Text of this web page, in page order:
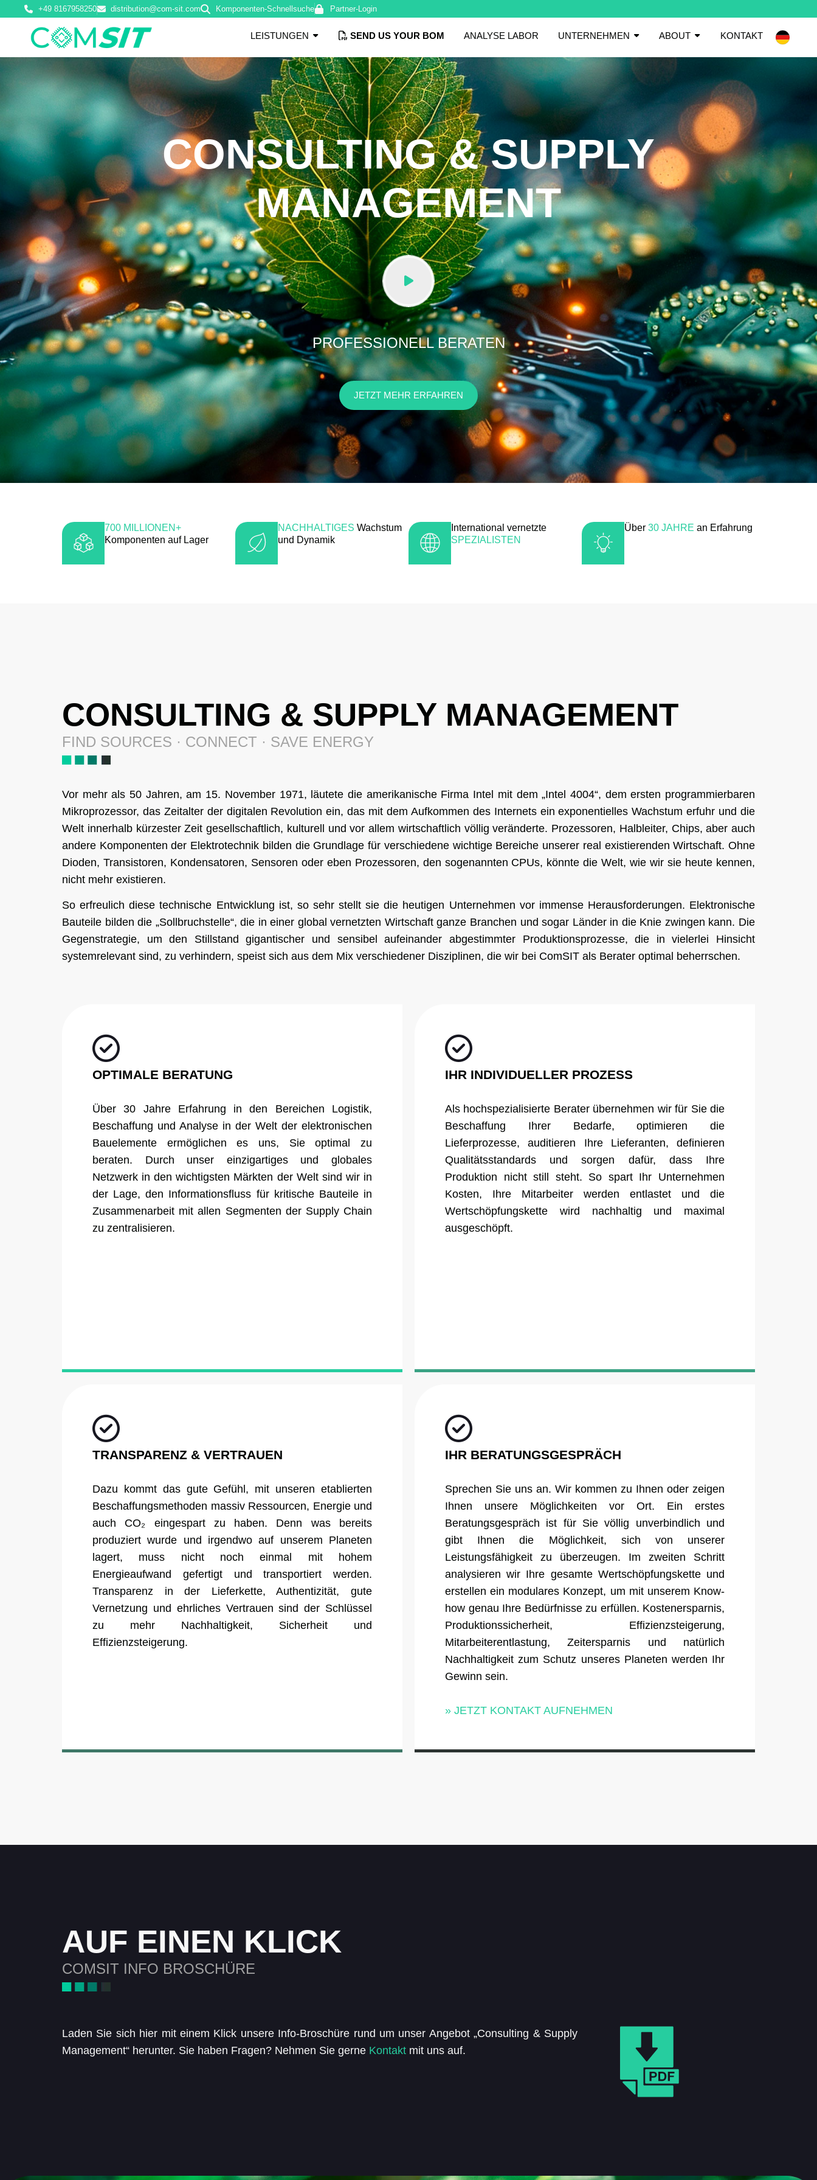
+49 8167958250 distribution@com-sit.com Komponenten-Schnellsuche Partner-Login
LEISTUNGEN SEND US YOUR BOM ANALYSE LABOR UNTERNEHMEN ABOUT KONTAKT
CONSULTING & SUPPLY
MANAGEMENT
PROFESSIONELL BERATEN
JETZT MEHR ERFAHREN
700 MILLIONEN+
Komponenten auf Lager
NACHHALTIGES Wachstum
und Dynamik
International vernetzte
SPEZIALISTEN
Über 30 JAHRE an Erfahrung
CONSULTING & SUPPLY MANAGEMENT
FIND SOURCES · CONNECT · SAVE ENERGY
Vor mehr als 50 Jahren, am 15. November 1971, läutete die amerikanische Firma Intel mit dem „Intel 4004“, dem ersten programmierbaren
Mikroprozessor, das Zeitalter der digitalen Revolution ein, das mit dem Aufkommen des Internets ein exponentielles Wachstum erfuhr und die
Welt innerhalb kürzester Zeit gesellschaftlich, kulturell und vor allem wirtschaftlich völlig veränderte. Prozessoren, Halbleiter, Chips, aber auch
andere Komponenten der Elektrotechnik bilden die Grundlage für verschiedene wichtige Bereiche unserer real existierenden Wirtschaft. Ohne
Dioden, Transistoren, Kondensatoren, Sensoren oder eben Prozessoren, den sogenannten CPUs, könnte die Welt, wie wir sie heute kennen,
nicht mehr existieren.
So erfreulich diese technische Entwicklung ist, so sehr stellt sie die heutigen Unternehmen vor immense Herausforderungen. Elektronische
Bauteile bilden die „Sollbruchstelle“, die in einer global vernetzten Wirtschaft ganze Branchen und sogar Länder in die Knie zwingen kann. Die
Gegenstrategie, um den Stillstand gigantischer und sensibel aufeinander abgestimmter Produktionsprozesse, die in vielerlei Hinsicht
systemrelevant sind, zu verhindern, speist sich aus dem Mix verschiedener Disziplinen, die wir bei ComSIT als Berater optimal beherrschen.
OPTIMALE BERATUNG
Über 30 Jahre Erfahrung in den Bereichen Logistik,
Beschaffung und Analyse in der Welt der elektronischen
Bauelemente ermöglichen es uns, Sie optimal zu
beraten. Durch unser einzigartiges und globales
Netzwerk in den wichtigsten Märkten der Welt sind wir in
der Lage, den Informationsfluss für kritische Bauteile in
Zusammenarbeit mit allen Segmenten der Supply Chain
zu zentralisieren.
IHR INDIVIDUELLER PROZESS
Als hochspezialisierte Berater übernehmen wir für Sie die
Beschaffung Ihrer Bedarfe, optimieren die
Lieferprozesse, auditieren Ihre Lieferanten, definieren
Qualitätsstandards und sorgen dafür, dass Ihre
Produktion nicht still steht. So spart Ihr Unternehmen
Kosten, Ihre Mitarbeiter werden entlastet und die
Wertschöpfungskette wird nachhaltig und maximal
ausgeschöpft.
TRANSPARENZ & VERTRAUEN
Dazu kommt das gute Gefühl, mit unseren etablierten
Beschaffungsmethoden massiv Ressourcen, Energie und
auch CO₂ eingespart zu haben. Denn was bereits
produziert wurde und irgendwo auf unserem Planeten
lagert, muss nicht noch einmal mit hohem
Energieaufwand gefertigt und transportiert werden.
Transparenz in der Lieferkette, Authentizität, gute
Vernetzung und ehrliches Vertrauen sind der Schlüssel
zu mehr Nachhaltigkeit, Sicherheit und
Effizienzsteigerung.
IHR BERATUNGSGESPRÄCH
Sprechen Sie uns an. Wir kommen zu Ihnen oder zeigen
Ihnen unsere Möglichkeiten vor Ort. Ein erstes
Beratungsgespräch ist für Sie völlig unverbindlich und
gibt Ihnen die Möglichkeit, sich von unserer
Leistungsfähigkeit zu überzeugen. Im zweiten Schritt
analysieren wir Ihre gesamte Wertschöpfungskette und
erstellen ein modulares Konzept, um mit unserem Know-
how genau Ihre Bedürfnisse zu erfüllen. Kostenersparnis,
Produktionssicherheit, Effizienzsteigerung,
Mitarbeiterentlastung, Zeitersparnis und natürlich
Nachhaltigkeit zum Schutz unseres Planeten werden Ihr
Gewinn sein.
» JETZT KONTAKT AUFNEHMEN
AUF EINEN KLICK
COMSIT INFO BROSCHÜRE
Laden Sie sich hier mit einem Klick unsere Info-Broschüre rund um unser Angebot „Consulting & Supply
Management“ herunter. Sie haben Fragen? Nehmen Sie gerne Kontakt mit uns auf.